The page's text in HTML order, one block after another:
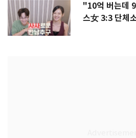
"10억 버는데
스女 3:3 단체